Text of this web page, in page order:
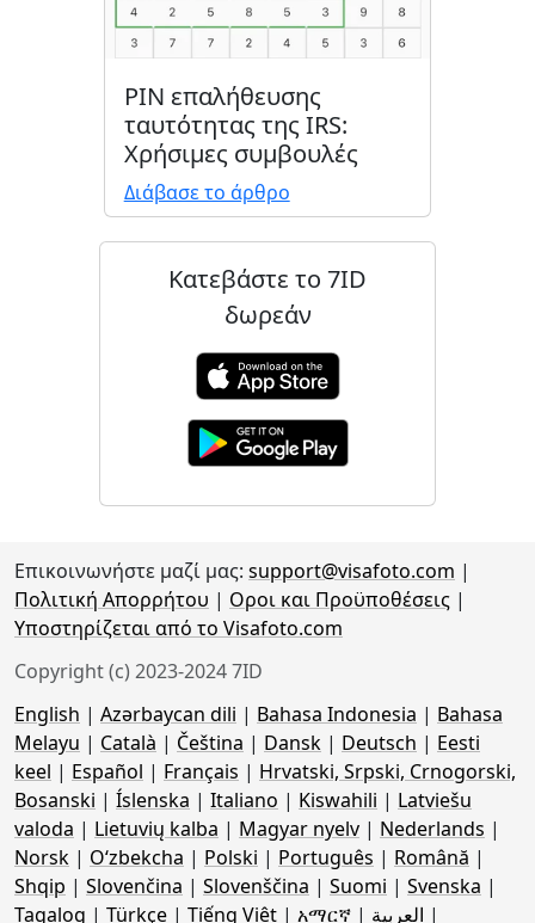
PIN επαλήθευσης
ταυτότητας της IRS:
Χρήσιμες συμβουλές
Διάβασε το άρθρο
Κατεβάστε το 7ID
δωρεάν
Επικοινωνήστε μαζί μας: support@visafoto.com |
Πολιτική Απορρήτου | Οροι και Προϋποθέσεις |
Υποστηρίζεται από το Visafoto.com
Copyright (c) 2023-2024 7ID
English | Azərbaycan dili | Bahasa Indonesia | Bahasa
Melayu | Català | Čeština | Dansk | Deutsch | Eesti
keel | Español | Français | Hrvatski, Srpski, Crnogorski,
Bosanski | Íslenska | Italiano | Kiswahili | Latviešu
valoda | Lietuvių kalba | Magyar nyelv | Nederlands |
Norsk | Oʻzbekcha | Polski | Português | Română |
Shqip | Slovenčina | Slovenščina | Suomi | Svenska |
Tagalog | Türkçe | Tiếng Việt | አማርኛ | العربية |